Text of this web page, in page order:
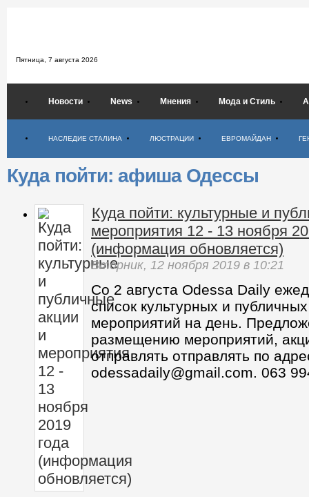
Пятница, 7 августа 2026
Новости News Мнения Мода и Стиль
НАСЛЕДИЕ СТАЛИНА ЛЮСТРАЦИИ ЕВРОМАЙДАН
Куда пойти: афиша Одессы
Куда пойти: культурные и
мероприятия 12 - 13 ноября
(информация обновляется)
Вторник, 12 ноября 2019 в 10:21
Со 2 августа Odessa Daily
список культурных и
мероприятий на день.
размещению мероприятий,
отправлять отправлять по
odessadaily@gmail.com. 063